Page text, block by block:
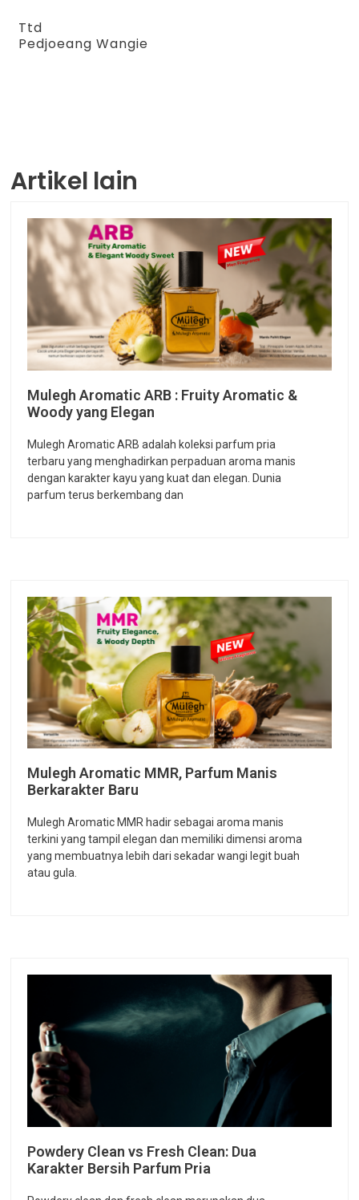
Ttd
Pedjoeang Wangie
Artikel lain
Mulegh Aromatic ARB : Fruity Aromatic &
Woody yang Elegan
Mulegh Aromatic ARB adalah koleksi parfum pria
terbaru yang menghadirkan perpaduan aroma manis
dengan karakter kayu yang kuat dan elegan. Dunia
parfum terus berkembang dan
Mulegh Aromatic MMR, Parfum Manis
Berkarakter Baru
Mulegh Aromatic MMR hadir sebagai aroma manis
terkini yang tampil elegan dan memiliki dimensi aroma
yang membuatnya lebih dari sekadar wangi legit buah
atau gula.
Powdery Clean vs Fresh Clean: Dua
Karakter Bersih Parfum Pria